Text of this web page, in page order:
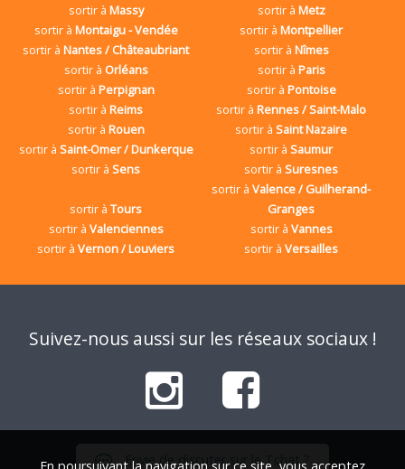
sortir à Massy sortir à Metz
sortir à Montaigu - Vendée sortir àMontpellier
sortir àNantes / Châteaubriant sortir à Nîmes
sortir à Orléans sortir à Paris
sortir à Perpignan sortir à Pontoise
sortir àReims sortir àRennes / Saint-Malo
sortir à Rouen sortir àSaint Nazaire
sortir à Saint-Omer / Dunkerque sortir àSaumur
sortir àSens sortir àSuresnes
sortir àTours
sortir àValence / Guilherand-
Granges
sortir à Valenciennes sortir à Vannes
sortir àVernon / Louviers sortir àVersailles
Suivez-nous aussi sur les réseaux sociaux !
Envie de discuter sur le Tchat ?